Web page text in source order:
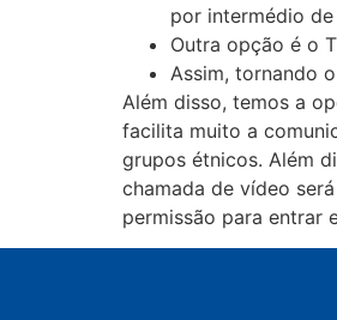
por intermédio
Outra opção é o
Assim, tornando
Além disso, temos a
facilita muito a
grupos étnicos. Além
chamada de vídeo
permissão para entrar